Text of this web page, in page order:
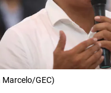
Marcelo/GEC)